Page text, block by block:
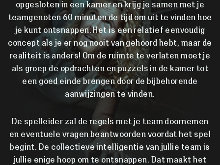
opgesloten in een kamer en krijg je samen met je
teamgenoten 60 minuten de tijd om uit te vinden hoe
je kunt ontsnappen. Het is een relatief eenvoudig
concept als je er nog nooit van gehoord hebt, maar de
realiteit is anders! Om de ruimte te verlaten moet je
als groep de opdrachten en puzzels in de kamer tot
een goed einde brengen door de bijbehorende
aanwijzingen te vinden.
De spelleider zal de regels met je team doornemen
en eventuele vragen beantwoorden voordat het spel
begint. De collectieve intelligentie van jullie team is
jullie enige hoop om te ontsnappen. Dat maakt het